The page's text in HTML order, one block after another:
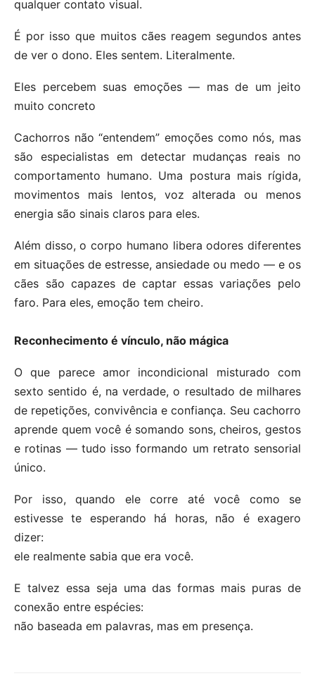
qualquer contato visual.
É por isso que muitos cães reagem segundos antes
de ver o dono. Eles sentem. Literalmente.
Eles percebem suas emoções — mas de um jeito
muito concreto
Cachorros não “entendem” emoções como nós, mas
são especialistas em detectar mudanças reais no
comportamento humano. Uma postura mais rígida,
movimentos mais lentos, voz alterada ou menos
energia são sinais claros para eles.
Além disso, o corpo humano libera odores diferentes
em situações de estresse, ansiedade ou medo — e os
cães são capazes de captar essas variações pelo
faro. Para eles, emoção tem cheiro.
Reconhecimento é vínculo, não mágica
O que parece amor incondicional misturado com
sexto sentido é, na verdade, o resultado de milhares
de repetições, convivência e confiança. Seu cachorro
aprende quem você é somando sons, cheiros, gestos
e rotinas — tudo isso formando um retrato sensorial
único.
Por isso, quando ele corre até você como se
estivesse te esperando há horas, não é exagero
dizer:
ele realmente sabia que era você.
E talvez essa seja uma das formas mais puras de
conexão entre espécies:
não baseada em palavras, mas em presença.